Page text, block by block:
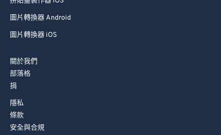
圖片轉換器 Android
圖片轉換器 iOS
關於我們
部落格
捐
隱私
條款
安全與合規